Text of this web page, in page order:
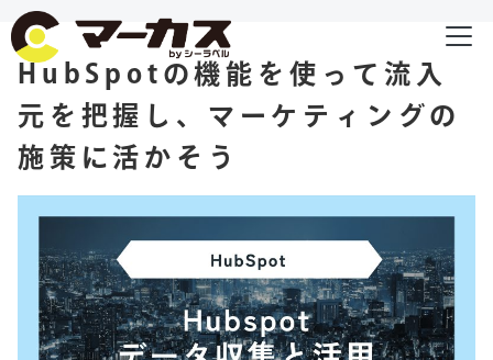
HubSpotの機能を使って流入
元を把握し、マーケティングの
施策に活かそう